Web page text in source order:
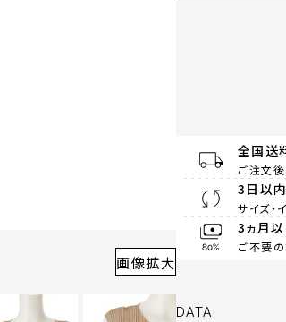
画像拡大
全国送
ご注文
3日以
サイズ・
3ヵ月
ご不要
DATA